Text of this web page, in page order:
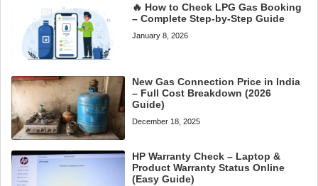
🔥 How to Check LPG Gas Booking
– Complete Step-by-Step Guide
January 8, 2026
New Gas Connection Price in India
– Full Cost Breakdown (2026
Guide)
December 18, 2025
HP Warranty Check – Laptop &
Product Warranty Status Online
(Easy Guide)